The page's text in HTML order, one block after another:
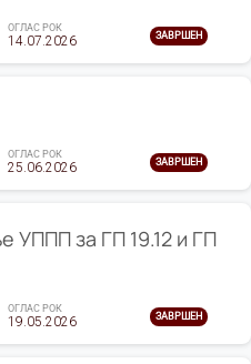
ОГЛАС РОК
14.07.2026 ЗАВРШЕН
ОГЛАС РОК
25.06.2026 ЗАВРШЕН
УППП за ГП 19.12 и ГП
ОГЛАС РОК
19.05.2026 ЗАВРШЕН